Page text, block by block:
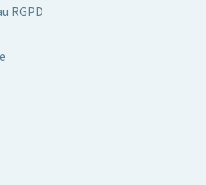
RGPD